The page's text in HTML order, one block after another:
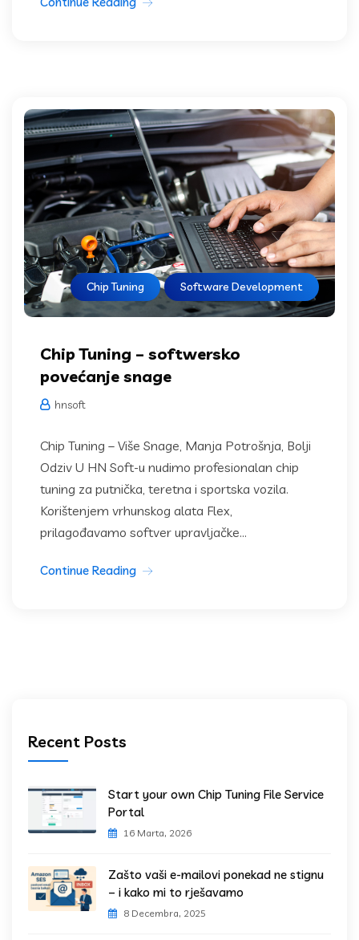
Chip Tuning Software Development
Chip Tuning – softwersko
povećanje snage
hnsoft
Chip Tuning – Više Snage, Manja Potrošnja, Bolji
Odziv U HN Soft-u nudimo profesionalan chip
tuning za putnička, teretna i sportska vozila.
Korištenjem vrhunskog alata Flex,
prilagođavamo softver upravljačke...
Continue Reading
Recent Posts
Start your own Chip Tuning File Service
Portal
16 Marta, 2026
Zašto vaši e-mailovi ponekad ne stignu
– i kako mi to rješavamo
8 Decembra, 2025